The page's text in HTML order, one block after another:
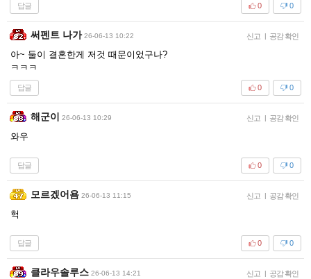
답글 0
0
써펜트 나가 26-06-13 10:22 신고 | 공감 확인
아~ 둘이 결혼한게 저것 때문이었구나?
ㅋㅋㅋ
답글 0
0
해군이 26-06-13 10:29 신고 | 공감 확인
와우
답글 0
0
모르겠어욤 26-06-13 11:15 신고 | 공감 확인
헉
답글 0
0
클라우솔루스 26-06-13 14:21 신고 | 공감 확인